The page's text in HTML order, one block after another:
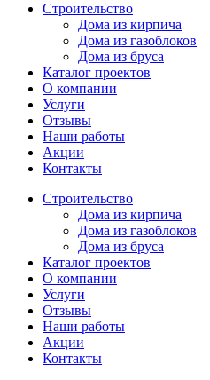
Строительство
Дома из кирпича
Дома из газоблоков
Дома из бруса
Каталог проектов
О компании
Услуги
Отзывы
Наши работы
Акции
Контакты
Строительство
Дома из кирпича
Дома из газоблоков
Дома из бруса
Каталог проектов
О компании
Услуги
Отзывы
Наши работы
Акции
Контакты